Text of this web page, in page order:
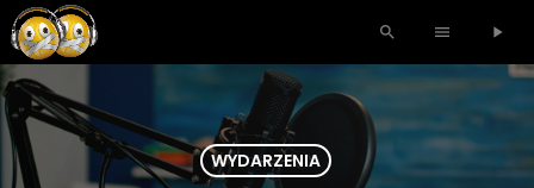
search menu play_arrow
WYDARZENIA